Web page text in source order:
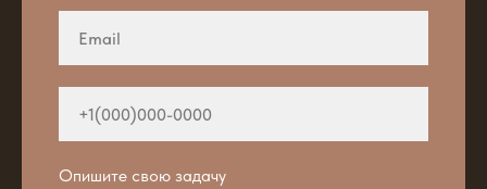
Опишите свою задачу